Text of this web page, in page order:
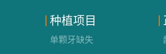
种植项目
单颗牙缺失